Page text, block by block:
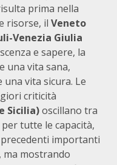
prima nella
risorse, il Veneto
Venezia Giulia
e sapere, la
una vita sana,
una vita sicura. Le
criticità
Sicilia)oscillano tra
tutte le capacità,
importanti
ma mostrando